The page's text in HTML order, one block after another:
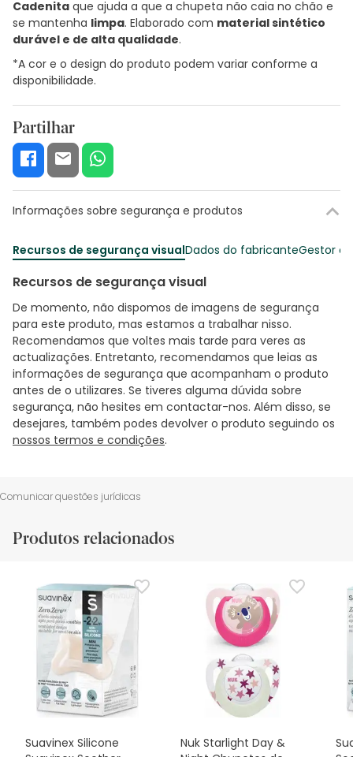
Cadenita que ajuda a que a chupeta não caia no chão e
se mantenha limpa. Elaborado com material sintético
durável e de alta qualidade.
*A cor e o design do produto podem variar conforme a
disponibilidade.
Partilhar
Informações sobre segurança e produtos
Recursos de segurança visualDados do fabricanteGestor
Recursos de segurança visual
De momento, não dispomos de imagens de segurança
para este produto, mas estamos a trabalhar nisso.
Recomendamos que voltes mais tarde para veres as
actualizações. Entretanto, recomendamos que leias as
informações de segurança que acompanham o produto
antes de o utilizares. Se tiveres alguma dúvida sobre
segurança, não hesites em contactar-nos. Além disso, se
desejares, também podes devolver o produto seguindo os
nossos termos e condições.
Comunicar questões jurídicas
Produtos relacionados
Suavinex Silicone
Nuk Starlight Day &